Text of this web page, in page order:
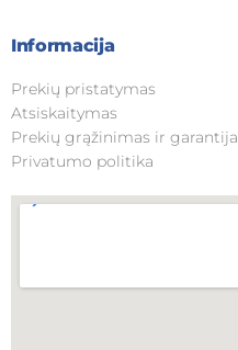
Informacija
Prekių pristatymas
Atsiskaitymas
Prekių grąžinimas ir garantija
Privatumo politika